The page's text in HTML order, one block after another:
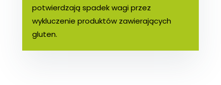
potwierdzają spadek wagi przez
wykluczenie produktów zawierających
gluten.